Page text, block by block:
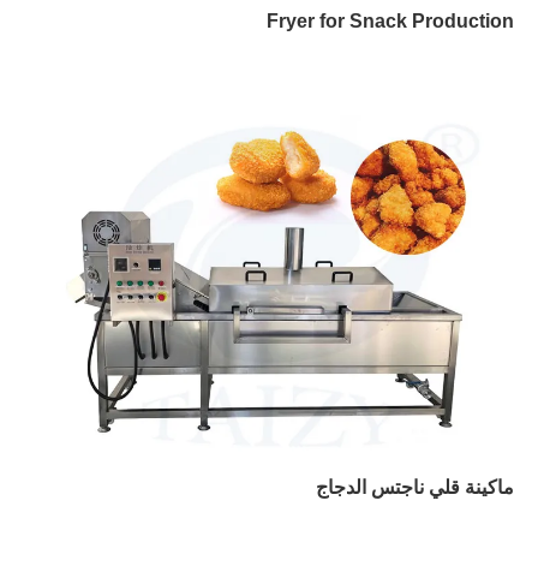
Fryer for Snack Production
ماكينة قلي ناجتس الدجاج